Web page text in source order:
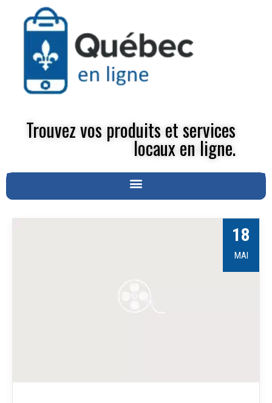
Trouvez vos produits et services
locaux en ligne.
18
MAI